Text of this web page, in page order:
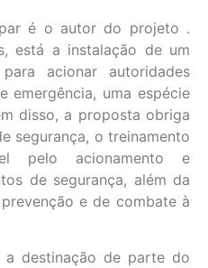
é o autor do projeto .
está a instalação de um
acionar autoridades
emergência, uma espécie
disso, a proposta obriga
segurança, o treinamento
pelo acionamento e
de segurança, além da
e de combate à
destinação de parte do